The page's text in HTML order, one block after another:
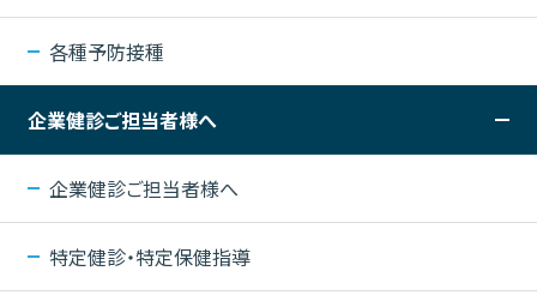
各種予防接種
企業健診ご担当者様へ
企業健診ご担当者様へ
特定健診・特定保健指導